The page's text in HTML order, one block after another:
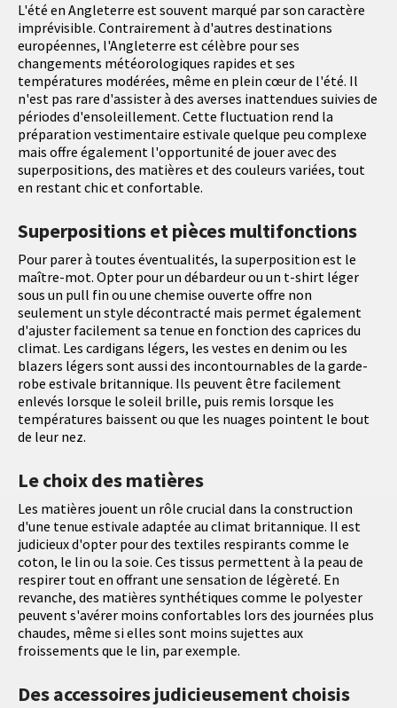
L'été en Angleterre est souvent marqué par son caractère
imprévisible. Contrairement à d'autres destinations
européennes, l'Angleterre est célèbre pour ses
changements météorologiques rapides et ses
températures modérées, même en plein cœur de l'été. Il
n'est pas rare d'assister à des averses inattendues suivies de
périodes d'ensoleillement. Cette fluctuation rend la
préparation vestimentaire estivale quelque peu complexe
mais offre également l'opportunité de jouer avec des
superpositions, des matières et des couleurs variées, tout
en restant chic et confortable.
Superpositions et pièces multifonctions
Pour parer à toutes éventualités, la superposition est le
maître-mot. Opter pour un débardeur ou un t-shirt léger
sous un pull fin ou une chemise ouverte offre non
seulement un style décontracté mais permet également
d'ajuster facilement sa tenue en fonction des caprices du
climat. Les cardigans légers, les vestes en denim ou les
blazers légers sont aussi des incontournables de la garde-
robe estivale britannique. Ils peuvent être facilement
enlevés lorsque le soleil brille, puis remis lorsque les
températures baissent ou que les nuages pointent le bout
de leur nez.
Le choix des matières
Les matières jouent un rôle crucial dans la construction
d'une tenue estivale adaptée au climat britannique. Il est
judicieux d'opter pour des textiles respirants comme le
coton, le lin ou la soie. Ces tissus permettent à la peau de
respirer tout en offrant une sensation de légèreté. En
revanche, des matières synthétiques comme le polyester
peuvent s'avérer moins confortables lors des journées plus
chaudes, même si elles sont moins sujettes aux
froissements que le lin, par exemple.
Des accessoires judicieusement choisis